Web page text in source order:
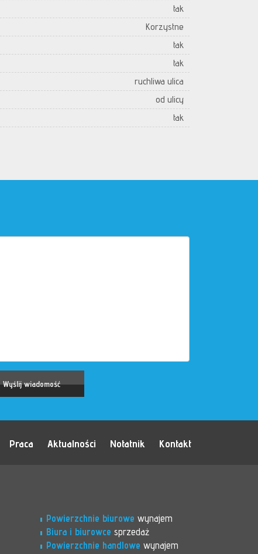
tak
Korzystne
tak
tak
ruchliwa ulica
od ulicy
tak
Praca Aktualności Notatnik Kontakt
Powierzchnie biurowe wynajem
Biura i biurowce sprzedaż
Powierzchnie handlowe wynajem